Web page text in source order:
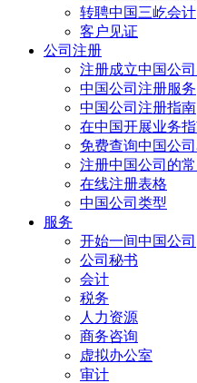
转聘中国三屹会计
客户见证
公司注册
注册成立中国公
中国公司注册服务
中国公司注册指南
在中国开展业务
免费查询中国公
注册中国公司的
在线注册表格
中国公司类型
服务
开始一间中国公司
公司秘书
会计
税务
人力资源
商务咨询
虚拟办公室
审计